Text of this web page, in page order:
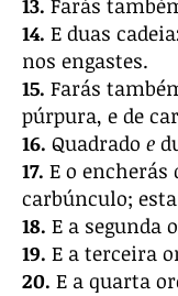
13. Farás
14. E duas
nos engastes.
15. Farás
púrpura, e de
16. Quadrado e
17. E o encherás
carbúnculo; esta
18. E a segunda
19. E a terceira
20. E a quarta